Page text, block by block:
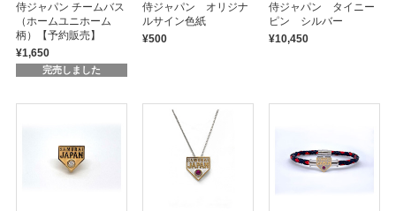
侍ジャパン チームバス
（ホームユニホーム
柄）【予約販売】
¥1,650
完売しました
侍ジャパン オリジナ
ルサイン色紙
¥500
侍ジャパン タイニー
ピン シルバー
¥10,450